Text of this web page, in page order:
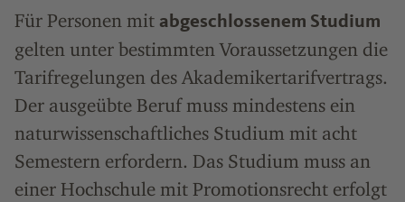
Für Personen mit abgeschlossenem Studium
gelten unter bestimmten Voraussetzungen die
Tarifregelungen des Akademikertarifvertrags.
Der ausgeübte Beruf muss mindestens ein
naturwissenschaftliches Studium mit acht
Semestern erfordern. Das Studium muss an
einer Hochschule mit Promotionsrecht erfolgt